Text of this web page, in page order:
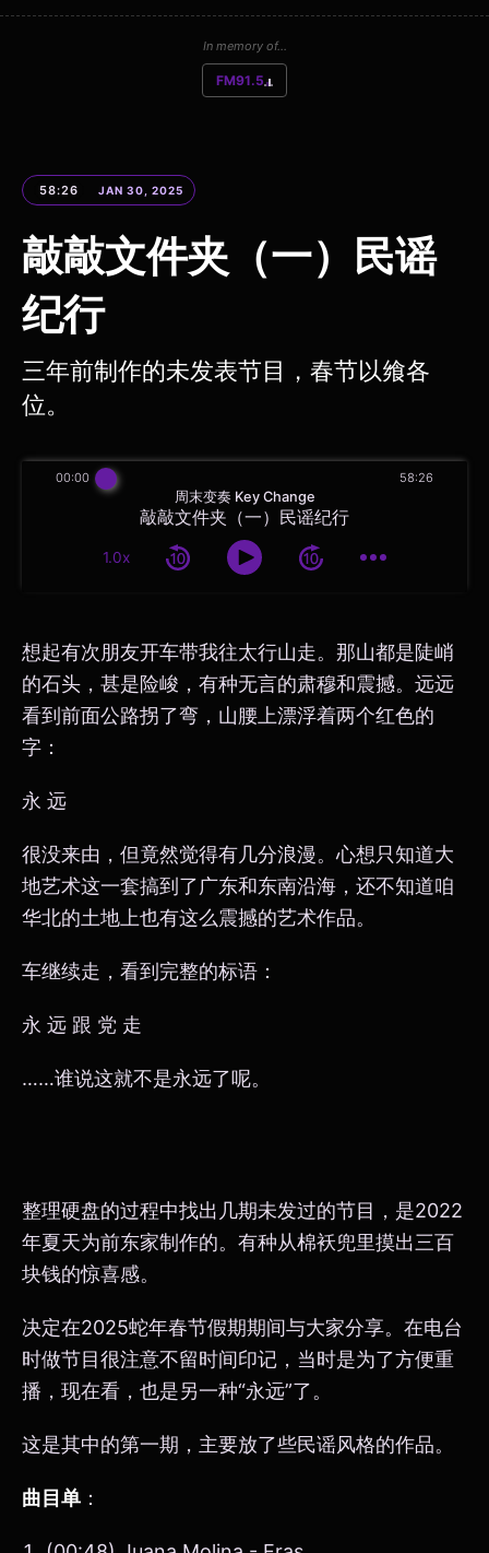
In memory of...
FM91.5
58:26 JAN 30, 2025
敲敲文件夹（一）民谣
纪行
三年前制作的未发表节目，春节以飨各
位。
周末变奏 Key Change
敲敲文件夹（一）民谣纪行
1.0x
00:00 58:26
想起有次朋友开车带我往太行山走。那山都是陡峭
的石头，甚是险峻，有种无言的肃穆和震撼。远远
看到前面公路拐了弯，山腰上漂浮着两个红色的
字：
永 远
很没来由，但竟然觉得有几分浪漫。心想只知道大
地艺术这一套搞到了广东和东南沿海，还不知道咱
华北的土地上也有这么震撼的艺术作品。
车继续走，看到完整的标语：
永 远 跟 党 走
……谁说这就不是永远了呢。
整理硬盘的过程中找出几期未发过的节目，是2022
年夏天为前东家制作的。有种从棉袄兜里摸出三百
块钱的惊喜感。
决定在2025蛇年春节假期期间与大家分享。在电台
时做节目很注意不留时间印记，当时是为了方便重
播，现在看，也是另一种“永远”了。
这是其中的第一期，主要放了些民谣风格的作品。
曲目单 ：